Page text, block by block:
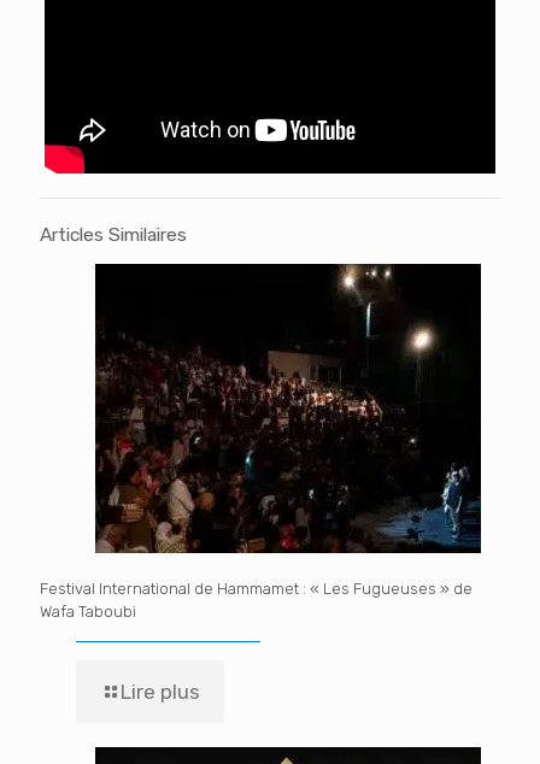
Articles Similaires
Festival International de Hammamet : « Les Fugueuses » de
Wafa Taboubi
Lire plus